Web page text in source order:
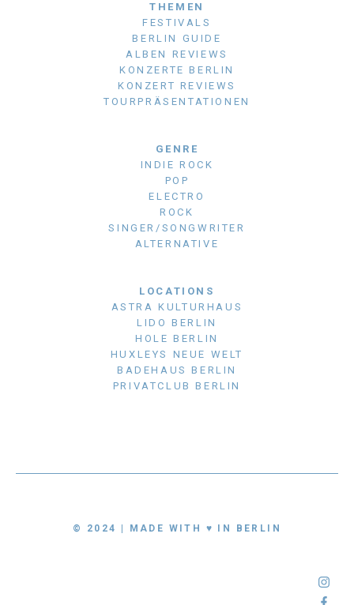
THEMEN
FESTIVALS
BERLIN GUIDE
ALBEN REVIEWS
KONZERTE BERLIN
KONZERT REVIEWS
TOURPRÄSENTATIONEN
GENRE
INDIE ROCK
POP
ELECTRO
ROCK
SINGER/SONGWRITER
ALTERNATIVE
LOCATIONS
ASTRA KULTURHAUS
LIDO BERLIN
HOLE BERLIN
HUXLEYS NEUE WELT
BADEHAUS BERLIN
PRIVATCLUB BERLIN
© 2024 | MADE WITH ♥ IN BERLIN